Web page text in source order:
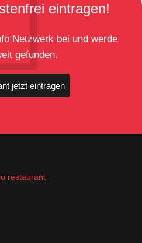
eintragen!
Netzwerk bei und werde
gefunden.
jetzt eintragen